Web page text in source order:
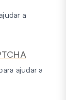
a
ajudar a